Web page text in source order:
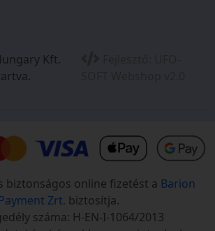
Kft.
biztonságos online fizetést a Barion
Payment Zrt. biztosítja.
száma: H-EN-I-1064/2013